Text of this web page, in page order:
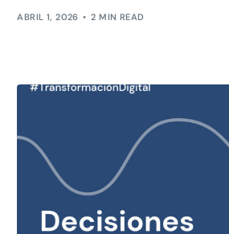
ABRIL 1, 2026 2 MIN READ